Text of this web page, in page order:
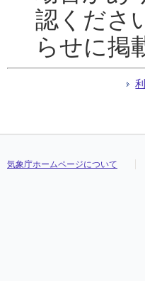
認くださ
らせに掲
気象庁ホームページについて